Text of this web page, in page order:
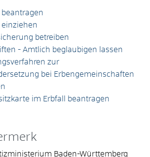
beantragen
einziehen
betreiben
- Amtlich beglaubigen lassen
zur
bei Erbengemeinschaften
im Erbfall beantragen
Baden-Württemberg